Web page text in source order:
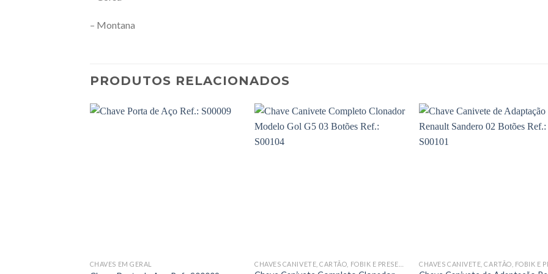
– Montana
PRODUTOS RELACIONADOS
CHAVES EM GERAL